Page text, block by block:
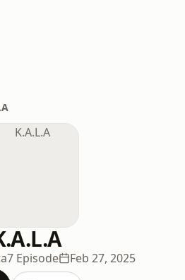
7 Episode Feb 27, 2025